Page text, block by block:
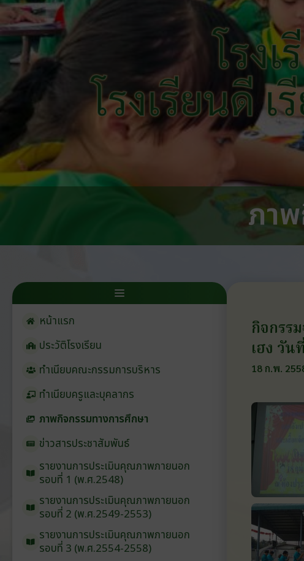
โรง
โรงเรียนดี
ภา
หน้าแรก
ประวัติโรงเรียน
ทำเนียบคณะกรรมการบริหาร
ทำเนียบครูและบุคลากร
ภาพกิจกรรมทางการศึกษา
ข่าวสารประชาสัมพันธ์
รายงานการประเมินคุณภาพภายนอก
รอบ⁠ที่ 1 (พ.ศ.2548)
รายงานการประเมินคุณภาพภายนอก
รอบ⁠ที่ 2 (พ.ศ.2549-2553)
รายงานการประเมินคุณภาพภายนอก
รอบ⁠ที่ 3 (พ.ศ.2554-2558)
กิจกรร
เฮง วั
18 ก.พ.